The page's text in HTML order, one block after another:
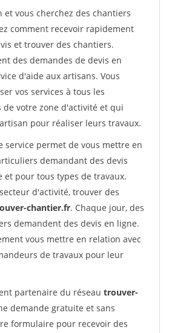
et vous cherchez des chantiers
comment recevoir rapidement
et trouver des chantiers.
des demandes de devis en
d'aide aux artisans. Vous
vos services à tous les
votre zone d'activité et qui
pour réaliser leurs travaux.
service permet de vous mettre en
demandant des devis
et pour tous types de travaux.
d'activité, trouver des
chantier.fr. Chaque jour, des
demandent des devis en ligne.
vous mettre en relation avec
de travaux pour leur
partenaire du réseau trouver-
demande gratuite et sans
formulaire pour recevoir des